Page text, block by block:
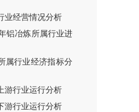
业经营情况分析
铝冶炼所属行业进
属行业经济指标分
游行业运行分析
游行业运行分析